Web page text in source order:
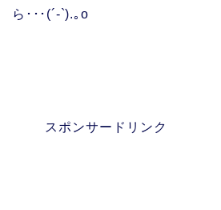
ら･･･(´-`).｡o
スポンサードリンク